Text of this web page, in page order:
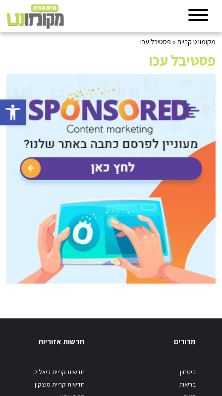
פתח
מקומונט קריות » פסטיבל עכו
פסטיבל עכו
מדורים
ביטחון
בריאות
חדשות אזוריות
חדשות קריית ביאליק
חדשות קריית מוצקין